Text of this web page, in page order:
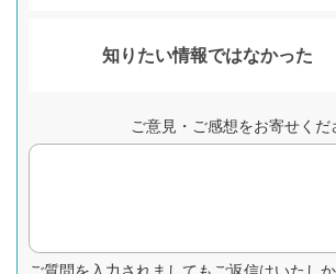
知りたい情報ではなかった
ご意見・ご感想をお寄せくだ